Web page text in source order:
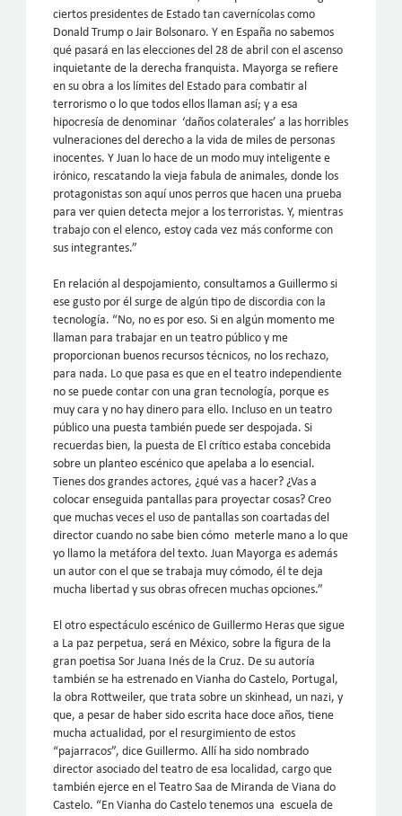
ciertos presidentes de Estado tan cavernícolas como
Donald Trump o Jair Bolsonaro. Y en España no sabemos
qué pasará en las elecciones del 28 de abril con el ascenso
inquietante de la derecha franquista. Mayorga se refiere
en su obra a los límites del Estado para combatir al
terrorismo o lo que todos ellos llaman así; y a esa
hipocresía de denominar ‘daños colaterales’ a las horribles
vulneraciones del derecho a la vida de miles de personas
inocentes. Y Juan lo hace de un modo muy inteligente e
irónico, rescatando la vieja fabula de animales, donde los
protagonistas son aquí unos perros que hacen una prueba
para ver quien detecta mejor a los terroristas. Y, mientras
trabajo con el elenco, estoy cada vez más conforme con
sus integrantes.”
En relación al despojamiento, consultamos a Guillermo si
ese gusto por él surge de algún tipo de discordia con la
tecnología. “No, no es por eso. Si en algún momento me
llaman para trabajar en un teatro público y me
proporcionan buenos recursos técnicos, no los rechazo,
para nada. Lo que pasa es que en el teatro independiente
no se puede contar con una gran tecnología, porque es
muy cara y no hay dinero para ello. Incluso en un teatro
público una puesta también puede ser despojada. Si
recuerdas bien, la puesta de El crítico estaba concebida
sobre un planteo escénico que apelaba a lo esencial.
Tienes dos grandes actores, ¿qué vas a hacer? ¿Vas a
colocar enseguida pantallas para proyectar cosas? Creo
que muchas veces el uso de pantallas son coartadas del
director cuando no sabe bien cómo meterle mano a lo que
yo llamo la metáfora del texto. Juan Mayorga es además
un autor con el que se trabaja muy cómodo, él te deja
mucha libertad y sus obras ofrecen muchas opciones.”
El otro espectáculo escénico de Guillermo Heras que sigue
a La paz perpetua, será en México, sobre la figura de la
gran poetisa Sor Juana Inés de la Cruz. De su autoría
también se ha estrenado en Vianha do Castelo, Portugal,
la obra Rottweiler, que trata sobre un skinhead, un nazi, y
que, a pesar de haber sido escrita hace doce años, tiene
mucha actualidad, por el resurgimiento de estos
“pajarracos”, dice Guillermo. Allí ha sido nombrado
director asociado del teatro de esa localidad, cargo que
también ejerce en el Teatro Saa de Miranda de Viana do
Castelo. “En Vianha do Castelo tenemos una escuela de